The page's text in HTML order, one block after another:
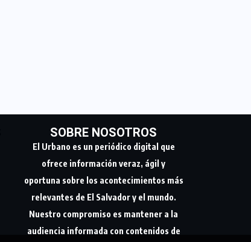
SOBRE NOSOTROS
El Urbano es un periódico digital que
ofrece información veraz, ágil y
oportuna sobre los acontecimientos más
relevantes de El Salvador y el mundo.
Nuestro compromiso es mantener a la
audiencia informada con contenidos de